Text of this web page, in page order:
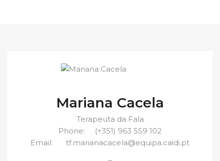
Mariana Cacela
Terapeuta da Fala
Phone:
(+351) 963 559 102
Email:
tf.marianacacela@equipa.caidi.pt